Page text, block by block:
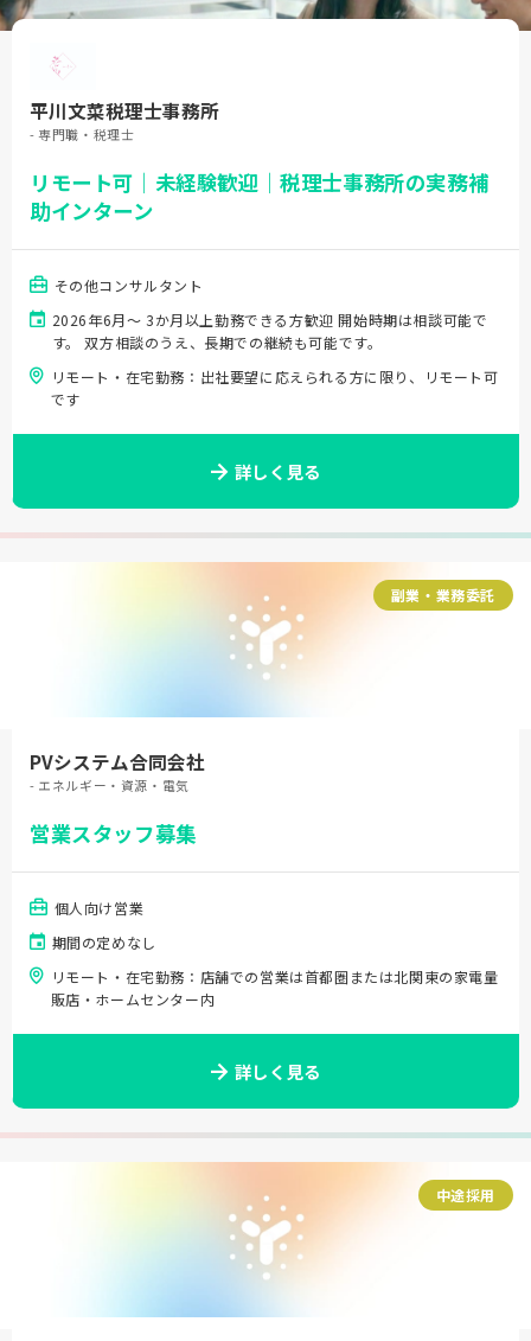
平川文菜税理士事務所
- 専門職・税理士
リモート可｜未経験歓迎｜税理士事務所の実務補
助インターン
その他コンサルタント
2026年6月〜 3か月以上勤務できる方歓迎 開始時期は相談可能で
す。 双方相談のうえ、長期での継続も可能です。
リモート・在宅勤務：出社要望に応えられる方に限り、リモート可
です
詳しく見る
副業・業務委託
PVシステム合同会社
- エネルギー・資源・電気
営業スタッフ募集
個人向け営業
期間の定めなし
リモート・在宅勤務：店舗での営業は首都圏または北関東の家電量
販店・ホームセンター内
詳しく見る
中途採用